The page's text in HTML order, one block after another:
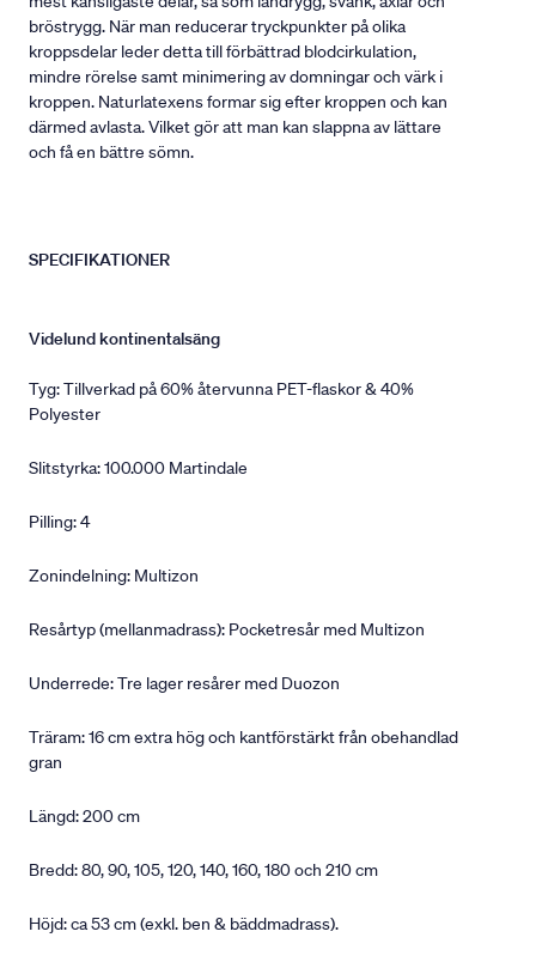
bröstrygg. När man reducerar tryckpunkter på olika
kroppsdelar leder detta till förbättrad blodcirkulation,
mindre rörelse samt minimering av domningar och värk i
kroppen. Naturlatexens formar sig efter kroppen och kan
därmed avlasta. Vilket gör att man kan slappna av lättare
och få en bättre sömn.
SPECIFIKATIONER
Videlund kontinentalsäng
Tyg: Tillverkad på 60% återvunna PET-flaskor & 40%
Polyester
Slitstyrka: 100.000 Martindale
Pilling: 4
Zonindelning: Multizon
Resårtyp (mellanmadrass): Pocketresår med Multizon
Underrede: Tre lager resårer med Duozon
Träram: 16 cm extra hög och kantförstärkt från obehandlad
gran
Längd: 200 cm
Bredd: 80, 90, 105, 120, 140, 160, 180 och 210 cm
Höjd: ca 53 cm (exkl. ben & bäddmadrass).